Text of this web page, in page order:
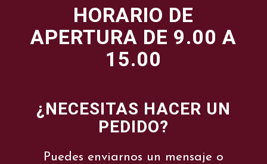
HORARIO DE
APERTURA DE 9.00 A
15.00
¿NECESITAS HACER UN
PEDIDO?
Puedes enviarnos un mensaje o